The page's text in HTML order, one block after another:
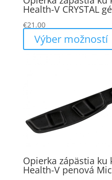
Health-V CRYSTAL
€21.00
Výber možností
Opierka zápästia ku
Health-V penová